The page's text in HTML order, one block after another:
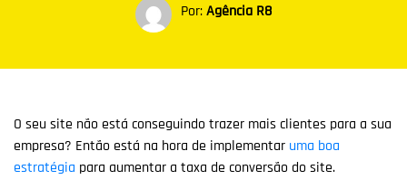
Por:Agência R8
O seu site não está conseguindo trazer mais clientes para a sua
empresa? Então está na hora de implementar uma boa
estratégia para aumentar a taxa de conversão do site.